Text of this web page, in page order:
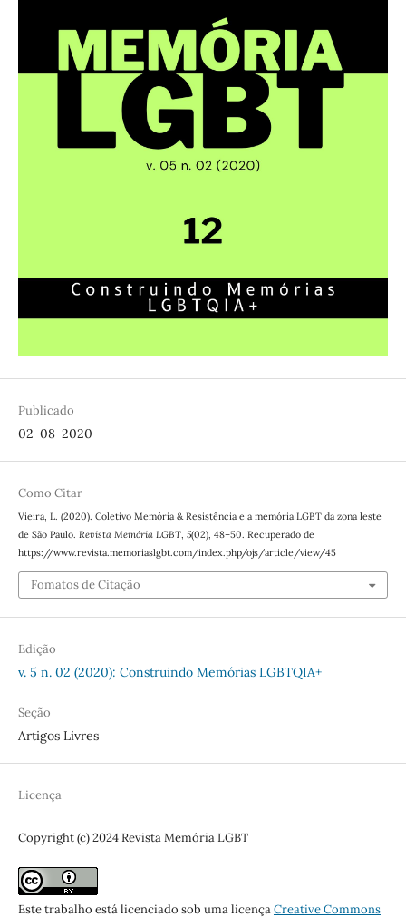
Publicado
02-08-2020
Como Citar
Vieira, L. (2020). Coletivo Memória & Resistência e a memória LGBT da zona leste
de São Paulo. Revista Memória LGBT, 5(02), 48–50. Recuperado de
https://www.revista.memoriaslgbt.com/index.php/ojs/article/view/45
Fomatos de Citação
Edição
v. 5 n. 02 (2020): Construindo Memórias LGBTQIA+
Seção
Artigos Livres
Licença
Copyright (c) 2024 Revista Memória LGBT
Este trabalho está licenciado sob uma licençaCreative Commons